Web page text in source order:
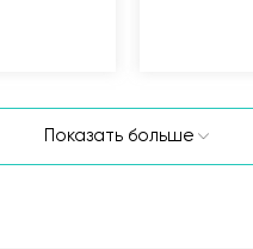
Показать больше